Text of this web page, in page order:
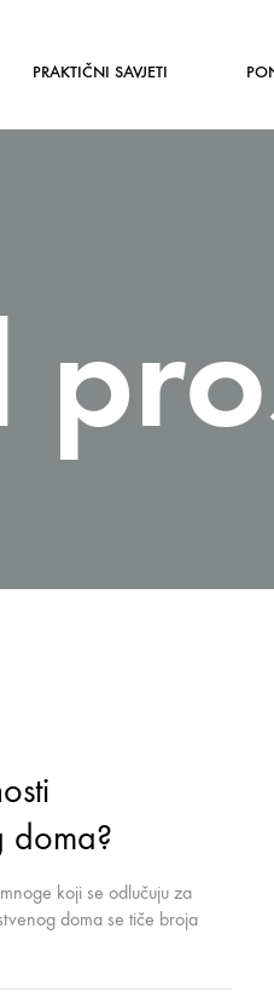
PRAKTIČNI SAVJETI
doma?
koji se odlučuju za
doma se tiče broja
dovoljan za potrebe moje